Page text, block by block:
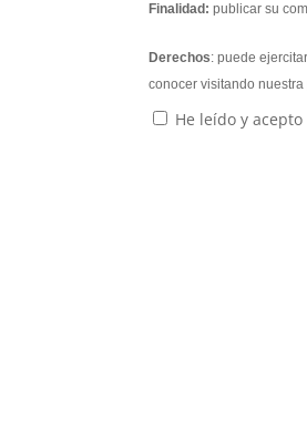
Finalidad: publicar su
Derechos: puede
conocer visitando
He leído y acepto